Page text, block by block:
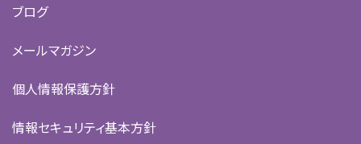
ブログ
メールマガジン
個人情報保護方針
情報セキュリティ基本方針